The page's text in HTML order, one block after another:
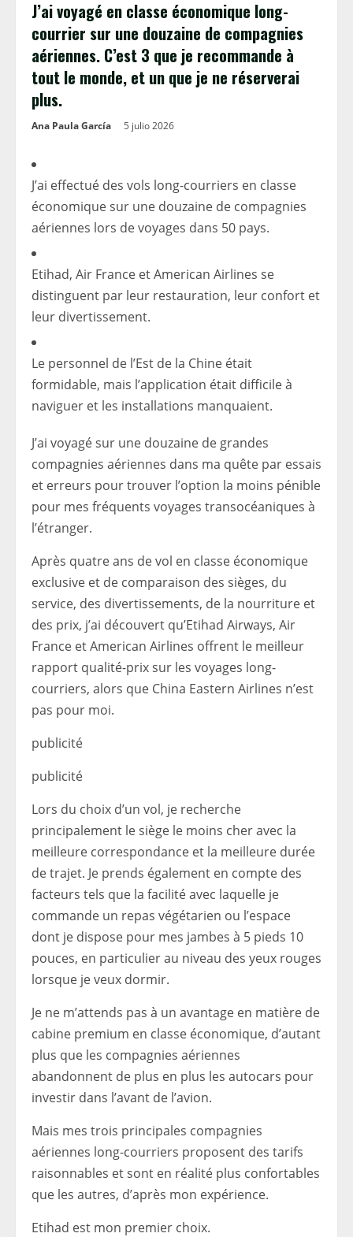
J’ai voyagé en classe économique long-
courrier sur une douzaine de compagnies
aériennes. C’est 3 que je recommande à
tout le monde, et un que je ne réserverai
plus.
Ana Paula García 5 julio 2026
J’ai effectué des vols long-courriers en classe
économique sur une douzaine de compagnies
aériennes lors de voyages dans 50 pays.
Etihad, Air France et American Airlines se
distinguent par leur restauration, leur confort et
leur divertissement.
Le personnel de l’Est de la Chine était
formidable, mais l’application était difficile à
naviguer et les installations manquaient.
J’ai voyagé sur une douzaine de grandes
compagnies aériennes dans ma quête par essais
et erreurs pour trouver l’option la moins pénible
pour mes fréquents voyages transocéaniques à
l’étranger.
Après quatre ans de vol en classe économique
exclusive et de comparaison des sièges, du
service, des divertissements, de la nourriture et
des prix, j’ai découvert qu’Etihad Airways, Air
France et American Airlines offrent le meilleur
rapport qualité-prix sur les voyages long-
courriers, alors que China Eastern Airlines n’est
pas pour moi.
publicité
publicité
Lors du choix d’un vol, je recherche
principalement le siège le moins cher avec la
meilleure correspondance et la meilleure durée
de trajet. Je prends également en compte des
facteurs tels que la facilité avec laquelle je
commande un repas végétarien ou l’espace
dont je dispose pour mes jambes à 5 pieds 10
pouces, en particulier au niveau des yeux rouges
lorsque je veux dormir.
Je ne m’attends pas à un avantage en matière de
cabine premium en classe économique, d’autant
plus que les compagnies aériennes
abandonnent de plus en plus les autocars pour
investir dans l’avant de l’avion.
Mais mes trois principales compagnies
aériennes long-courriers proposent des tarifs
raisonnables et sont en réalité plus confortables
que les autres, d’après mon expérience.
Etihad est mon premier choix.